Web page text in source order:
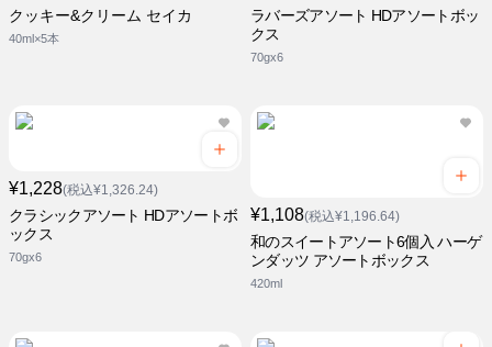
クッキー&クリーム セイカ
40ml×5本
ラバーズアソート HDアソートボッ
クス
70gx6
¥1,228(税込¥1,326.24)
クラシックアソート HDアソートボ
ックス
70gx6
¥1,108(税込¥1,196.64)
和のスイートアソート6個入 ハーゲ
ンダッツ アソートボックス
420ml